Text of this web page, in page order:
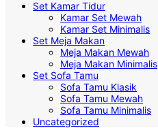
Set Kamar Tidur
Kamar Set Mewah
Kamar Set Minimalis
Set Meja Makan
Meja Makan Mewah
Meja Makan Minimalis
Set Sofa Tamu
Sofa Tamu Klasik
Sofa Tamu Mewah
Sofa Tamu Minimalis
Uncategorized